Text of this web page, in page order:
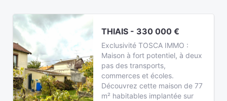
THIAIS - 330 000 €
Exclusivité TOSCA IMMO :
Maison à fort potentiel, à deux
pas des transports,
commerces et écoles.
Découvrez cette maison de 77
m² habitables implantée sur